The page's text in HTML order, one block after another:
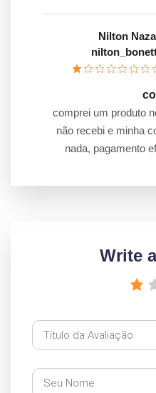
Nilton
comprei um produto
não recebi e minha
nada, pagamento
Write